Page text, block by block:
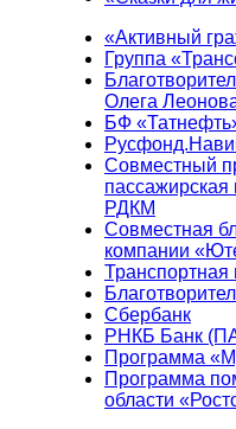
«Активный
Группа
Олега
БФ
Совместный
РДКМ
Совместная
компании
Транспортная
Сбербанк
РНКБ Банк
Программа
Программа
области